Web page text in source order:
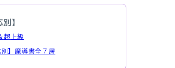
】
超上級
】魔導書全７層